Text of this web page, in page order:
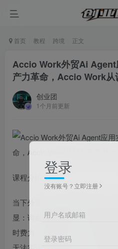
首页 教程 跨境 正文
Accio Work外贸Ai Agent
产力革命，Accio Work从
创业团
1个月前更新
课程介绍：
当下外贸行业竞争愈发激烈，
显：询盘处理繁琐、产品资料
时费力；多数外贸人只会基础
登录
没有账号？立即注册
用户名或邮箱
登录密码